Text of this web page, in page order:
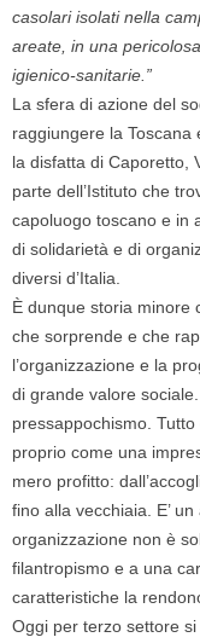
casolari isolati nella
areate, in una
igienico-sanitarie.”
La sfera di azione del
raggiungere la
la disfatta di Caporetto,
parte dell’Istituto che
capoluogo toscano e in
di solidarietà e di
diversi d’Italia.
È dunque storia minore
che sorprende e che
l’organizzazione e la
di grande valore
pressappochismo.
proprio come una
mero profitto:
fino alla vecchiaia. E’
organizzazione non è
filantropismo e a una
caratteristiche la
Oggi per terzo settore